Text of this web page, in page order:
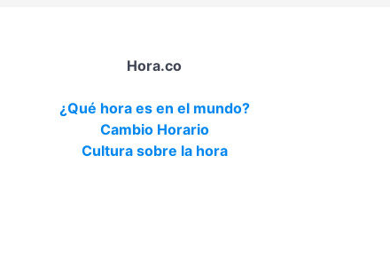
Hora.co
¿Qué hora es en el mundo?
Cambio Horario
Cultura sobre la hora